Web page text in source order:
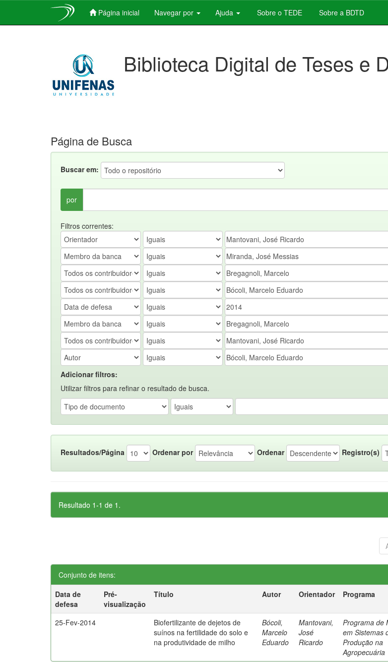
Página inicial Navegar por Ajuda Sobre o TEDE Sobre a BDTD
Biblioteca Digital de Teses e
Página de Busca
Buscar em:
por
Filtros correntes:
Adicionar filtros:
Utilizar filtros para refinar o resultado de busca.
Resultados/Página Ordenar por Ordenar Registro(s)
Resultado 1-1 de 1.
Conjunto de itens:
Data de
defesa
Pré-
visualização
Título Autor Orientador Programa
25-Fev-2014
Biofertilizante de dejetos de
suínos na fertilidade do solo e
na produtividade de milho
Bócoli,
Marcelo
Eduardo
Mantovani,
José
Ricardo
Programa de
em Sistemas
Produção na
Agropecuária